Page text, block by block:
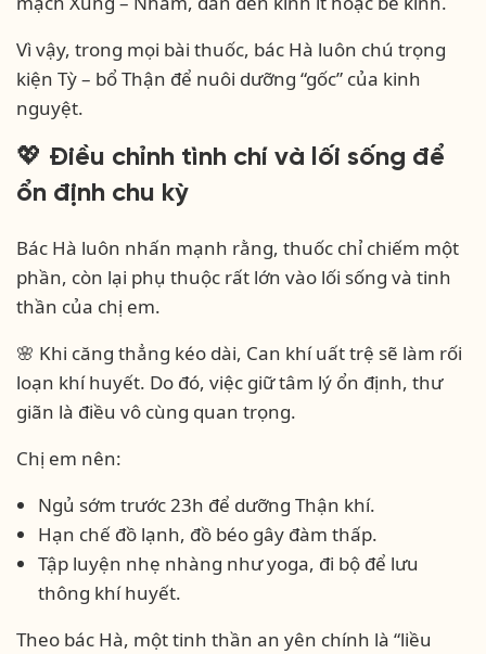
Vì vậy, trong mọi bài thuốc, bác Hà luôn chú trọng
kiện Tỳ – bổ Thận để nuôi dưỡng “gốc” của kinh
nguyệt.
💖 Điều chỉnh tình chí và lối sống để
ổn định chu kỳ
Bác Hà luôn nhấn mạnh rằng, thuốc chỉ chiếm một
phần, còn lại phụ thuộc rất lớn vào lối sống và tinh
thần của chị em.
🌸 Khi căng thẳng kéo dài, Can khí uất trệ sẽ làm rối
loạn khí huyết. Do đó, việc giữ tâm lý ổn định, thư
giãn là điều vô cùng quan trọng.
Chị em nên:
Ngủ sớm trước 23h để dưỡng Thận khí.
Hạn chế đồ lạnh, đồ béo gây đàm thấp.
Tập luyện nhẹ nhàng như yoga, đi bộ để lưu
thông khí huyết.
Theo bác Hà, một tinh thần an yên chính là “liều